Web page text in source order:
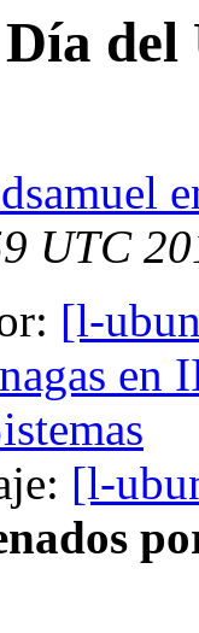
UTC
[l-
en
[l-